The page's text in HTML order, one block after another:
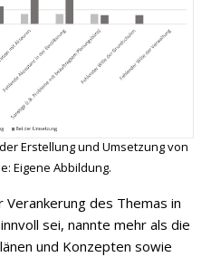
Erstellung und Umsetzung von
Eigene Abbildung.
des Themas in
sei, nannte mehr als die
und Konzepten sowie